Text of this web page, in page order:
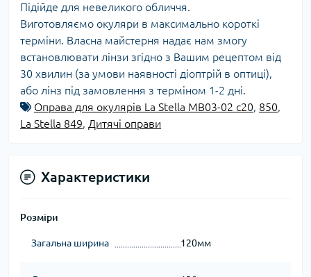
Підійде для невеликого обличчя.
Виготовляємо окуляри в максимально короткі
терміни. Власна майстерня надає нам змогу
встановлювати лінзи згідно з Вашим рецептом від
30 хвилин (за умови наявності діоптрій в оптиці),
або лінз під замовлення з терміном 1-2 дні.
Оправа для окулярів La Stella MB03-02 c20, 850,
La Stella 849, Дитячі оправи
Характеристики
Розміри
Загальна ширина 120мм